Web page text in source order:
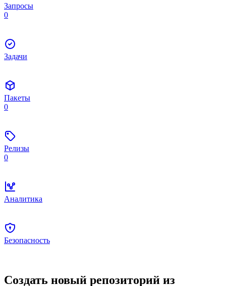
Запросы
0
Задачи
Пакеты
0
Релизы
0
Аналитика
Безопасность
Создать новый репозиторий из